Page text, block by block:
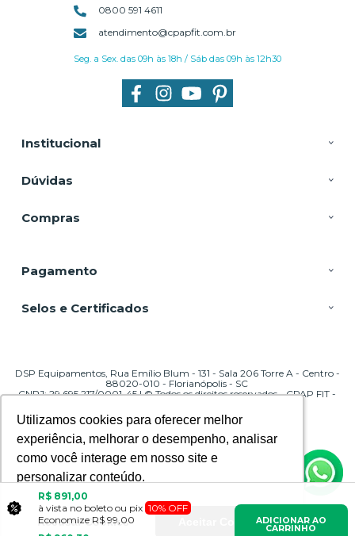
Utilizamos cookies para oferecer melhor
experiência, melhorar o desempenho, analisar
como você interage em nosso site e
personalizar conteúdo.
Recusar Cookies Aceitar Cookies
Utilizamos cookies para oferecer melhor
experiência, melhorar o desempenho, analisar
como você interage em nosso site e
personalizar conteúdo.
Recusar Cookies Aceitar Cookies
Institucional
Dúvidas
Compras
0800 591 4611
atendimento@cpapfit.com.br
Seg. a Sex. das 09h às 18h / Sáb das 09h às 12h30
Pagamento
Selos e Certificados
DSP Equipamentos, Rua Emílio Blum - 131 - Sala 206 Torre A - Centro -
88020-010 - Florianópolis - SC
CNPJ: 29.695.217/0001-45 | © Todos os direitos reservados - CPAP FIT -
R$ 891,00
à vista no boleto ou pix 10% OFF
Economize R$ 99,00
ADICIONAR AO
CARRINHO